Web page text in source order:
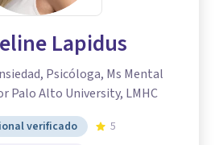
Lapidus
Psicóloga, Ms Mental
Palo Alto University, LMHC
verificado
5